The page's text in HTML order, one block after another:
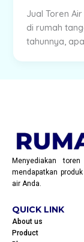
Jual Toren
di rumah
tahunnya,
Menyediakan
mendapatkan
air Anda.
QUICK LINK
About us
Product